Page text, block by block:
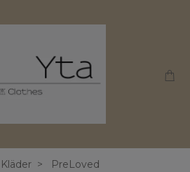
Kläder
PreLoved